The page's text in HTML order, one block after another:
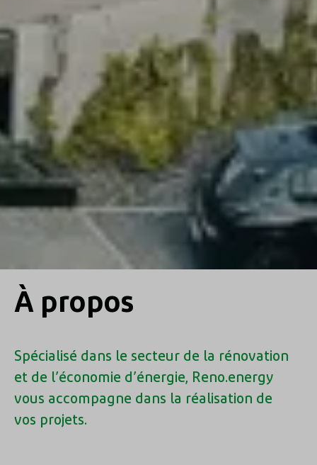
À propos
Spécialisé dans le secteur de la rénovation
et de l’économie d’énergie, Reno.energy
vous accompagne dans la réalisation de
vos projets.